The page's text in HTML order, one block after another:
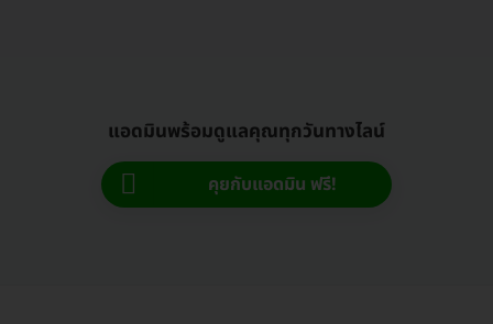
แอดมินพร้อมดูแลคุณทุกวันทางไลน์
คุยกับแอดมิน ฟรี!